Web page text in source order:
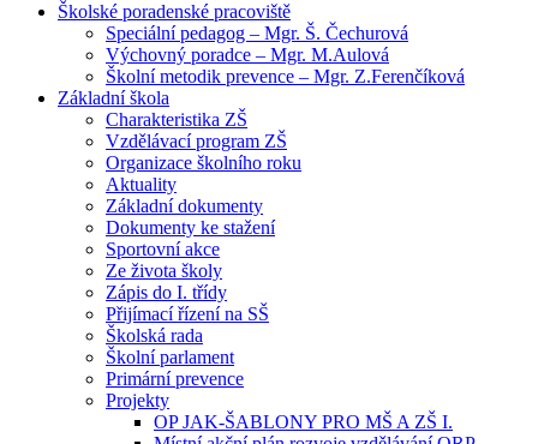
Školské poradenské pracoviště
Speciální pedagog – Mgr. Š. Čechurová
Výchovný poradce – Mgr. M.Aulová
Školní metodik prevence – Mgr. Z.Ferenčíková
Základní škola
Charakteristika ZŠ
Vzdělávací program ZŠ
Organizace školního roku
Aktuality
Základní dokumenty
Dokumenty ke stažení
Sportovní akce
Ze života školy
Zápis do I. třídy
Přijímací řízení na SŠ
Školská rada
Školní parlament
Primární prevence
Projekty
OP JAK-ŠABLONY PRO MŠ A ZŠ I.